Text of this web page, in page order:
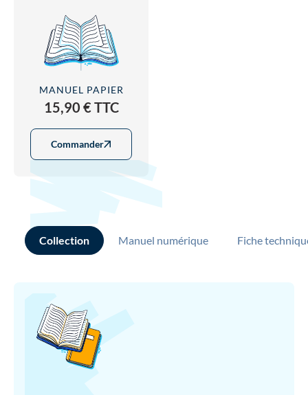
MANUEL PAPIER
15,90 € TTC
Commander
Collection Manuel numérique Fiche